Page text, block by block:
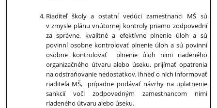
Riaditeľ školy a ostatní vedúci zamestnanci MŠ sú
v zmysle plánu vnútornej kontroly priamo zodpovední
za správne, kvalitné a efektívne plnenie úloh a sú
povinní osobne kontrolovať plnenie úloh a sú povinní
osobne kontrolovať plnenie úloh nimi riadeného
organizačného útvaru alebo úseku, prijímať opatrenia
na odstraňovanie nedostatkov, ihneď o nich informovať
riaditeľa MŠ, prípadne podávať návrhy na uplatnenie
sankcií voči zodpovedným zamestnancom nimi
riadeného útvaru alebo úseku.